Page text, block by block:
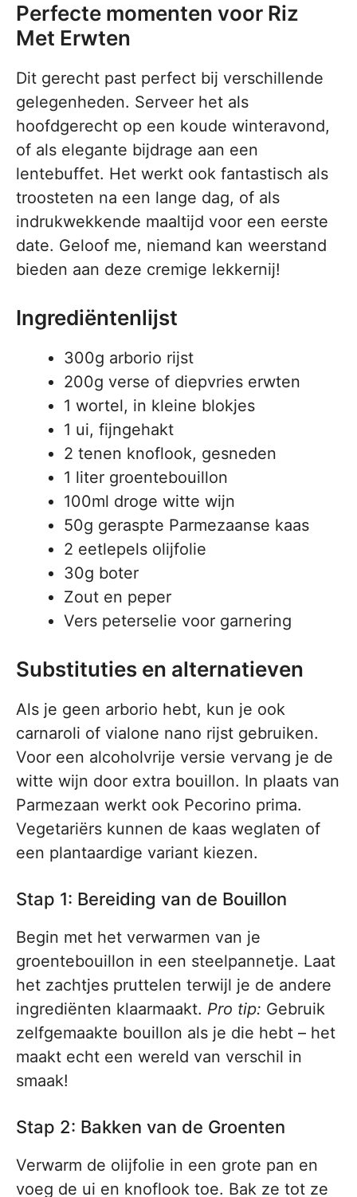
Perfecte momenten voor Riz
Met Erwten
Dit gerecht past perfect bij verschillende
gelegenheden. Serveer het als
hoofdgerecht op een koude winteravond,
of als elegante bijdrage aan een
lentebuffet. Het werkt ook fantastisch als
troosteten na een lange dag, of als
indrukwekkende maaltijd voor een eerste
date. Geloof me, niemand kan weerstand
bieden aan deze cremige lekkernij!
Ingrediëntenlijst
300g arborio rijst
200g verse of diepvries erwten
1 wortel, in kleine blokjes
1 ui, fijngehakt
2 tenen knoflook, gesneden
1 liter groentebouillon
100ml droge witte wijn
50g geraspte Parmezaanse kaas
2 eetlepels olijfolie
30g boter
Zout en peper
Vers peterselie voor garnering
Substituties en alternatieven
Als je geen arborio hebt, kun je ook
carnaroli of vialone nano rijst gebruiken.
Voor een alcoholvrije versie vervang je de
witte wijn door extra bouillon. In plaats van
Parmezaan werkt ook Pecorino prima.
Vegetariërs kunnen de kaas weglaten of
een plantaardige variant kiezen.
Stap 1: Bereiding van de Bouillon
Begin met het verwarmen van je
groentebouillon in een steelpannetje. Laat
het zachtjes pruttelen terwijl je de andere
ingrediënten klaarmaakt. Pro tip: Gebruik
zelfgemaakte bouillon als je die hebt – het
maakt echt een wereld van verschil in
smaak!
Stap 2: Bakken van de Groenten
Verwarm de olijfolie in een grote pan en
voeg de ui en knoflook toe. Bak ze tot ze